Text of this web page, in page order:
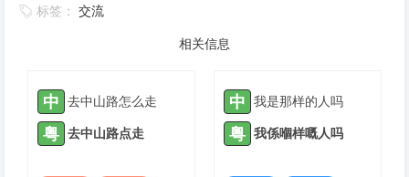
标签： 交流
相关信息
中 去中山路怎么走
粤 去中山路点走
中 我是那样的人吗
粤 我係嗰样嘅人吗